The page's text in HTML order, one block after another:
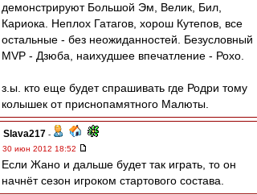
демонстрируют Большой Эм, Велик, Бил,
Кариока. Неплох Гатагов, хорош Кутепов, все
остальные - без неожиданностей. Безусловный
MVP - Дзюба, наихудшее впечатление - Рохо.
з.ы. кто еще будет спрашивать где Родри тому
колышек от приснопамятного Малюты.
Slava217 -
30 июн 2012 18:52
Если Жано и дальше будет так играть, то он
начнёт сезон игроком стартового состава.